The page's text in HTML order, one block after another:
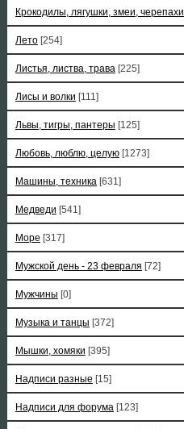
Крокодилы, лягушки, змеи, черепахи
Лето [254]
Листья, листва, трава [225]
Лисы и волки [111]
Львы, тигры, пантеры [125]
Любовь, люблю, целую [1273]
Машины, техника [631]
Медведи [541]
Море [317]
Мужской день - 23 февраля [72]
Мужчины [0]
Музыка и танцы [372]
Мышки, хомяки [395]
Надписи разные [15]
Надписи для форума [123]